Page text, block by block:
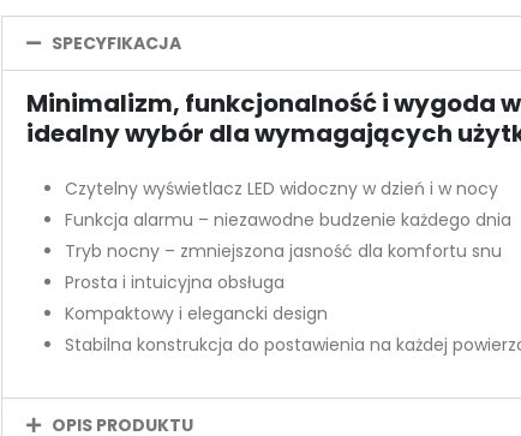
SPECYFIKACJA
Minimalizm, funkcjonalność i wygoda
idealny wybór dla wymagających
Czytelny wyświetlacz LED widoczny w dzień i w nocy
Funkcja alarmu – niezawodne budzenie każdego dnia
Tryb nocny – zmniejszona jasność dla komfortu snu
Prosta i intuicyjna obsługa
Kompaktowy i elegancki design
Stabilna konstrukcja do postawienia na każdej
OPIS PRODUKTU